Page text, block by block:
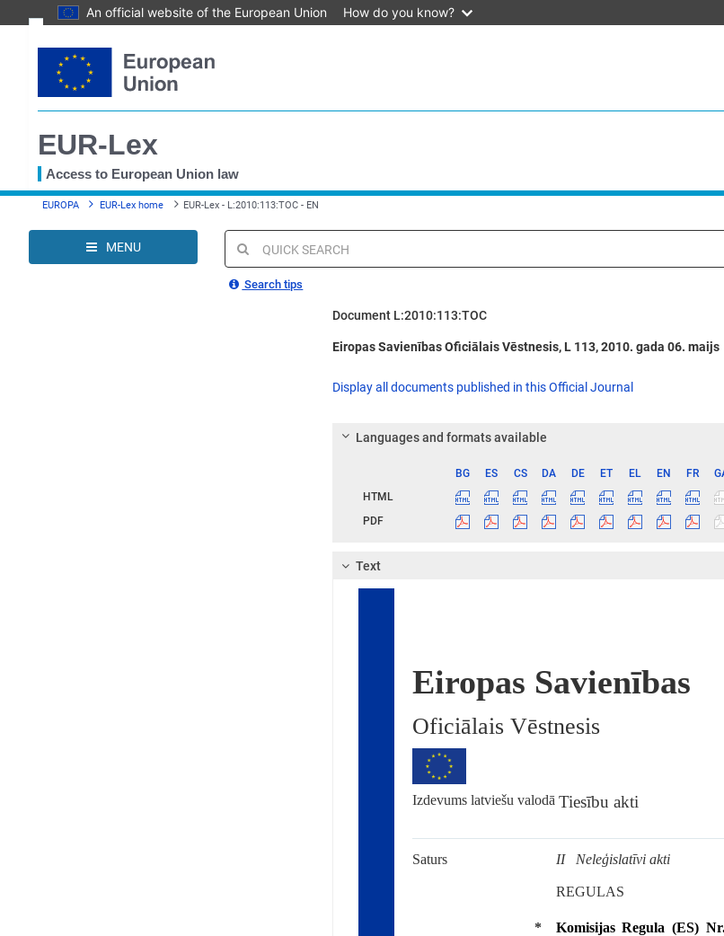
An official website of the European Union How do you know?
to
content
EUR-Lex
Access to European Union law
You
here
EUROPA EUR-Lex home EUR-Lex - L:2010:113:TOC - EN
MENU
Quick
search
Search tips
Document L:2010:113:TOC
Document information
Permanent link
Download notice
Eiropas Savienības Oficiālais Vēstnesis, L 113, 2010. gada 06. maijs
Display all documents published in this Official Journal
Languages and formats available
BG ES CS DA DE ET EL EN FR
HTML
PDF
Text
Eiropas Savienības
Oficiālais Vēstnesis
Izdevums latviešu valodā Tiesību akti
Saturs II Neleģislatīvi akti
REGULAS
*
Komisijas Regula (ES)